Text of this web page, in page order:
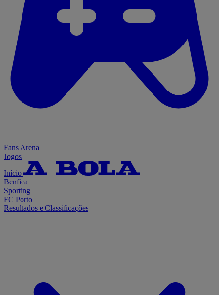
Fans Arena
Jogos
Início
Benfica
Sporting
FC Porto
Resultados e Classificações